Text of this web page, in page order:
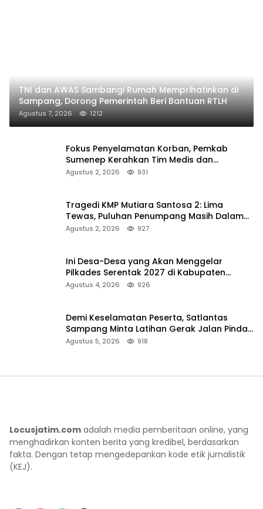
TNI dan AWAS Sambangi Rumah Memprihatinkan di
Sampang, Dorong Pemerintah Beri Bantuan RTLH
Agustus 7, 2026 1212
Fokus Penyelamatan Korban, Pemkab
Sumenep Kerahkan Tim Medis dan
Ambulans ke Pelabuhan Kalianget
Agustus 2, 2026 931
Tragedi KMP Mutiara Santosa 2: Lima
Tewas, Puluhan Penumpang Masih Dalam
Pencarian
Agustus 2, 2026 927
Ini Desa-Desa yang Akan Menggelar
Pilkades Serentak 2027 di Kabupaten
Sumenep
Agustus 4, 2026 926
Demi Keselamatan Peserta, Satlantas
Sampang Minta Latihan Gerak Jalan Pindah
ke Lokasi Aman
Agustus 5, 2026 918
Locusjatim.com adalah media pemberitaan online, yang
menghadirkan konten berita yang kredibel, berdasarkan
fakta. Dengan tetap mengedepankan kode etik jurnalistik
(KEJ).